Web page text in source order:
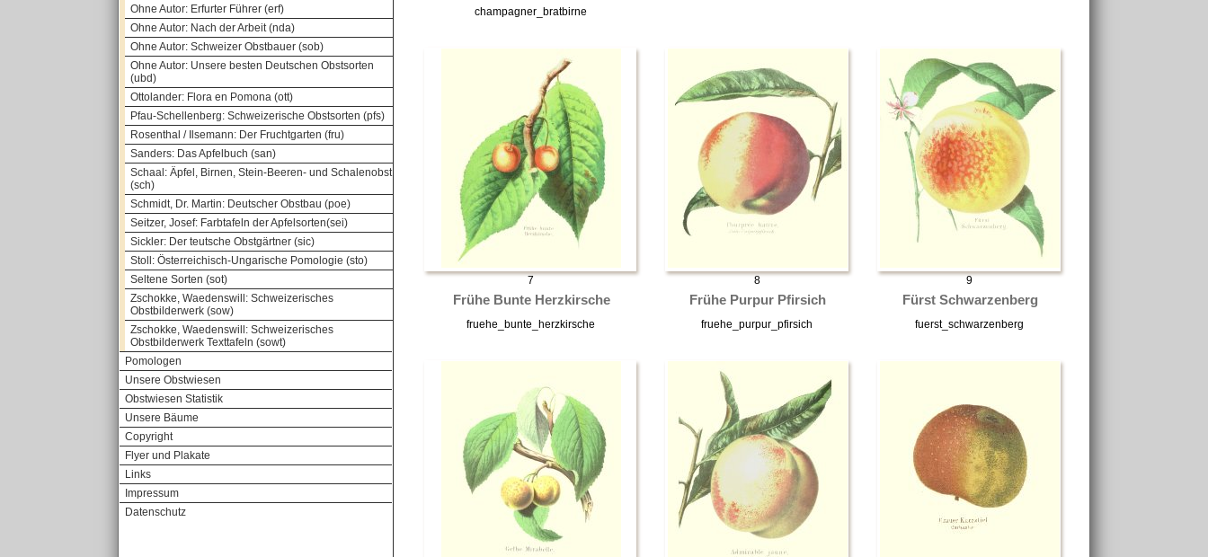
Ohne Autor: Erfurter Führer (erf)
Ohne Autor: Nach der Arbeit (nda)
Ohne Autor: Schweizer Obstbauer (sob)
Ohne Autor: Unsere besten Deutschen Obstsorten
(ubd)
Ottolander: Flora en Pomona (ott)
Pfau-Schellenberg: Schweizerische Obstsorten (pfs)
Rosenthal / Ilsemann: Der Fruchtgarten (fru)
Sanders: Das Apfelbuch (san)
Schaal: Äpfel, Birnen, Stein-Beeren- und Schalenobst
(sch)
Schmidt, Dr. Martin: Deutscher Obstbau (poe)
Seitzer, Josef: Farbtafeln der Apfelsorten(sei)
Sickler: Der teutsche Obstgärtner (sic)
Stoll: Österreichisch-Ungarische Pomologie (sto)
Seltene Sorten (sot)
Zschokke, Waedenswill: Schweizerisches
Obstbilderwerk (sow)
Zschokke, Waedenswill: Schweizerisches
Obstbilderwerk Texttafeln (sowt)
Pomologen
Unsere Obstwiesen
Obstwiesen Statistik
Unsere Bäume
Copyright
Flyer und Plakate
Links
Impressum
Datenschutz
champagner_bratbirne
7
Frühe Bunte Herzkirsche
fruehe_bunte_herzkirsche
8
Frühe Purpur Pfirsich
fruehe_purpur_pfirsich
9
Fürst Schwarzenberg
fuerst_schwarzenberg